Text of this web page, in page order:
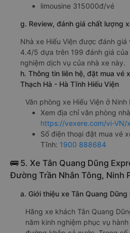
limousine 315000đ/vé
g. Review, đánh giá chất lượng
Nhà xe Hiếu Viện được đánh
4.4/5 dựa trên 199 đánh giá
nghiệm dịch vụ của nhà xe này.
h. Thông tin liên hệ, đặt mua vé
Thạch Hà - Hà Tĩnh Hiếu Viện
Văn phòng xe Hiếu Viện ở Ninh
Xem địa chỉ văn phòng
https://vexere.com/vi-VN/
Số điện thoại đặt mua vé
Tĩnh: 1900 888684
🚌 5. Xe Tân Quang Dũng
Đường Trần Nhân Tông, Ninh
a. Giới thiệu xe Tân Quang Dũng
Hãng xe khách Tân Quang
năm kinh nghiệm phục vụ